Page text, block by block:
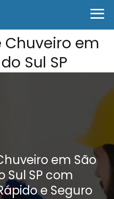
em
Sul SP
em São
Sul SP com
e Seguro